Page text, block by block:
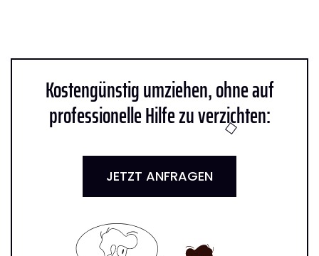
Kostengünstig umziehen, ohne auf
professionelle Hilfe zu verzichten:
JETZT ANFRAGEN